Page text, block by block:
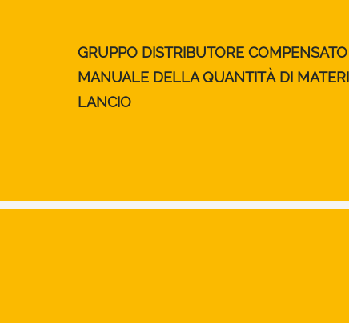
GRUPPO DISTRIBUTORE
MANUALE DELLA QUANTITÀ DI
LANCIO